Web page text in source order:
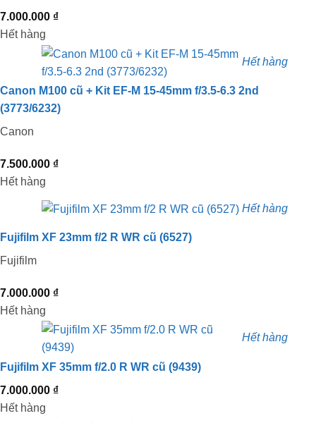
7.000.000 ₫
Hết hàng
Hết hàng
Canon M100 cũ + Kit EF-M 15-45mm f/3.5-6.3 2nd
(3773/6232)
Canon
7.500.000 ₫
Hết hàng
Hết hàng
Fujifilm XF 23mm f/2 R WR cũ (6527)
Fujifilm
7.000.000 ₫
Hết hàng
Hết hàng
Fujifilm XF 35mm f/2.0 R WR cũ (9439)
7.000.000 ₫
Hết hàng